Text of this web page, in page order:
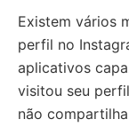
Existem vários
perfil no
aplicativos
visitou seu
não